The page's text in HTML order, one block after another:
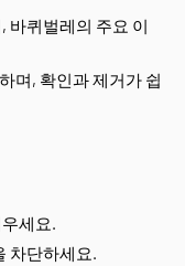
바퀴벌레의 주요 이
며, 확인과 제거가 쉽
세요.
차단하세요.